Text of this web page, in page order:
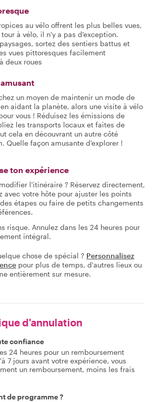
au vélo offrent les plus belles vues,
à vélo, il n'y a pas d'exception.
sortez des sentiers battus et
vues pittoresques facilement
deux roues
un moyen de maintenir un mode de
aidant la planète, alors une visite à vélo
vous ! Réduisez les émissions de
les transports locaux et faites de
cela en découvrant un autre côté
Quelle façon amusante d'explorer !
ton expérience
l'itinéraire ? Réservez directement,
avec votre hôte pour ajuster les points
étapes ou faire de petits changements
risque. Annulez dans les 24 heures pour
intégral.
chose de spécial ? Personnalisez
pour plus de temps, d'autres lieux ou
entièrement sur mesure.
d'annulation
confiance
24 heures pour un remboursement
7 jours avant votre expérience, vous
un remboursement, moins les frais
de programme ?